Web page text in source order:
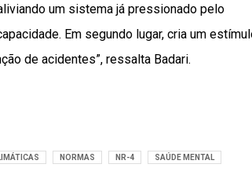
um sistema já pressionado pelo
Em segundo lugar, cria um
de acidentes”, ressalta Badari.
NORMAS NR-4 SAÚDE MENTAL